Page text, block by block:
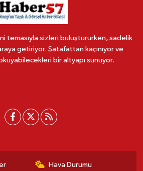
temasıyla sizleri buluştururken, sadelik
getiriyor. Şatafattan kaçınıyor ve
bir altyapı sunuyor.
Hava Durumu